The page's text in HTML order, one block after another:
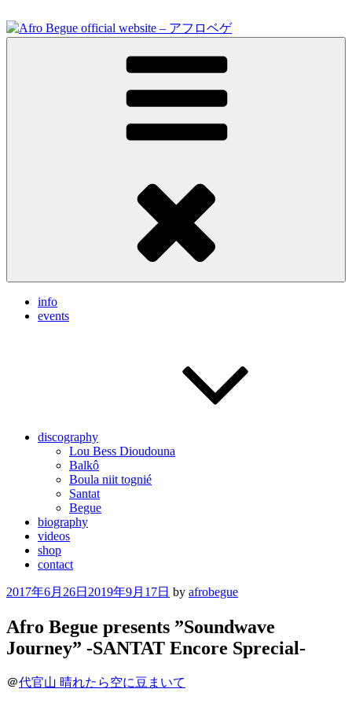
to
content
Afro Begue official website – アフロベゲ
info
events
discography
Lou Bess Dioudouna
Balkô
Boula niit tognié
Santat
Begue
biography
videos
shop
contact
Posted
2017年6月26日 2019年9月17日 by afrobegue
Afro Begue presents ”Soundwave
Journey” -SANTAT Encore Sprecial-
＠代官山 晴れたら空に豆まいて